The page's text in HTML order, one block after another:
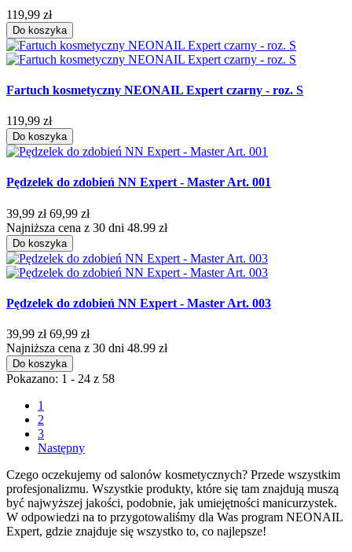
119,99 zł
Do koszyka
Fartuch kosmetyczny NEONAIL Expert czarny - roz. S
119,99 zł
Do koszyka
Pędzelek do zdobień NN Expert - Master Art. 001
39,99 zł69,99 zł
Najniższa cena z 30 dni 48.99 zł
Do koszyka
Pędzelek do zdobień NN Expert - Master Art. 003
39,99 zł69,99 zł
Najniższa cena z 30 dni 48.99 zł
Do koszyka
Pokazano: 1 - 24 z 58
1
2
3
Następny
Czego oczekujemy od salonów kosmetycznych? Przede wszystkim
profesjonalizmu. Wszystkie produkty, które się tam znajdują muszą
być najwyższej jakości, podobnie, jak umiejętności manicurzystek.
W odpowiedzi na to przygotowaliśmy dla Was program NEONAIL
Expert, gdzie znajduje się wszystko to, co najlepsze!